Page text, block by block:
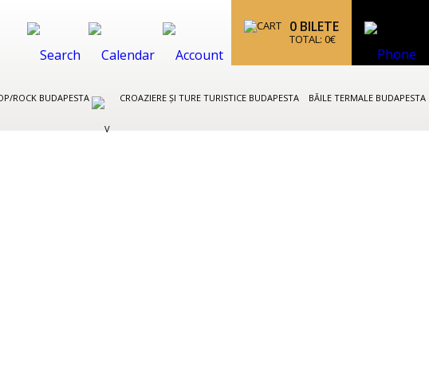
0 BILETE
TOTAL: 0€
ROCK BUDAPESTA CROAZIERE ȘI TURE TURISTICE BUDAPESTA BĂILE TERMALE BUDAPESTA